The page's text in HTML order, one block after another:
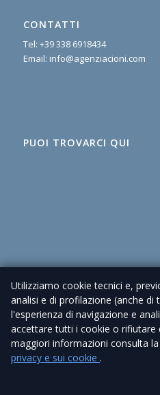
CONTATTI
Tel: +39 338 6918434
Email: info@agenziacioni.com
PUOI TROVARCI QUI
© 2026 Agenzia Immobiliare Cioni –
| Sito realizzato da
Utilizziamo cookie tecnici e,
analisi e di profilazione (anche di
l'esperienza di navigazione e
accettare tutti i cookie o rifiutare
maggiori informazioni consulta
privacy e sui cookie .